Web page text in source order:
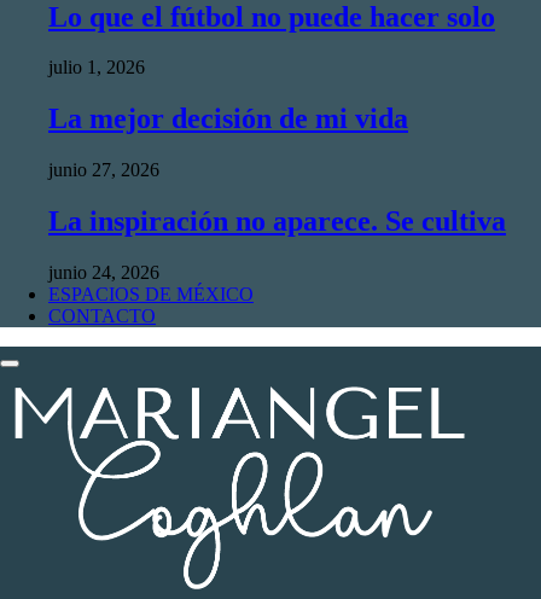
Lo que el fútbol no puede hacer solo
julio 1, 2026
La mejor decisión de mi vida
junio 27, 2026
La inspiración no aparece. Se cultiva
junio 24, 2026
ESPACIOS DE MÉXICO
CONTACTO